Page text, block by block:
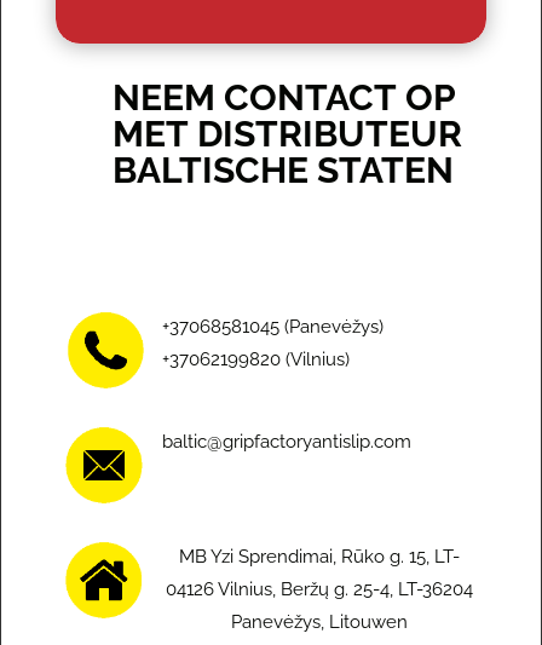
NEEM CONTACT OP
MET DISTRIBUTEUR
BALTISCHE STATEN
+37068581045 (Panevėžys)
+37062199820 (Vilnius)
baltic@gripfactoryantislip.com
MB Yzi Sprendimai, Rūko g. 15, LT-
04126 Vilnius, Beržų g. 25-4, LT-36204
Panevėžys, Litouwen